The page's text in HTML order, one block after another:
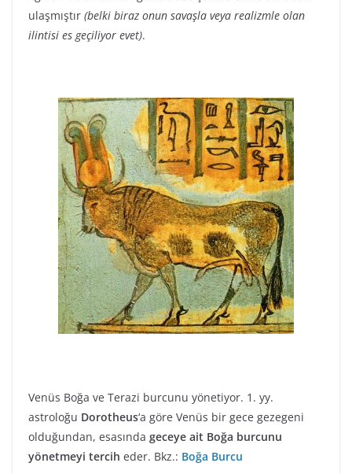
ulaşmıştır (belki biraz onun savaşla veya realizmle olan
ilintisi es geçiliyor evet).
Venüs Boğa ve Terazi burcunu yönetiyor. 1. yy.
astroloğu Dorotheus‘a göre Venüs bir gece gezegeni
olduğundan, esasında geceye ait Boğa burcunu
yönetmeyi tercih eder. Bkz.: Boğa Burcu